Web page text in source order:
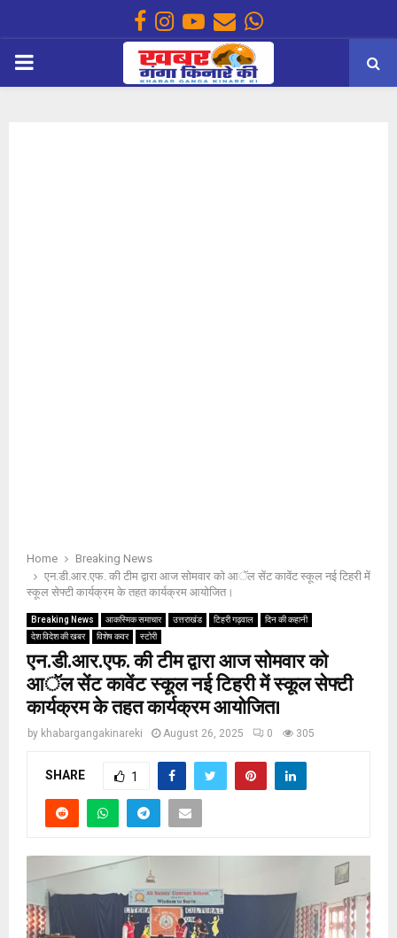
Facebook
Instagram
Youtube
EmailWhatsapp
PRIMARY
Home
Breaking News
एन.डी.आर.एफ. की टीम द्वारा आज सोमवार को आॅल सेंट कावेंट स्कूल नई टिहरी में
स्कूल सेफ्टी कार्यक्रम के तहत कार्यक्रम आयोजित।
Breaking News आकस्मिक समाचार उत्तराखंड टिहरी गढ़वाल
दिन की कहानी
देश विदेश की खबर
विशेष कवर स्टोरी
एन.डी.आर.एफ. की टीम द्वारा आज सोमवार को
आॅल सेंट कावेंट स्कूल नई टिहरी में स्कूल सेफ्टी
कार्यक्रम के तहत कार्यक्रम आयोजित।
by khabargangakinareki August 26, 2025 0 305
SHARE 1